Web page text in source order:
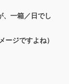
、一箱／日でし
ージですよね）